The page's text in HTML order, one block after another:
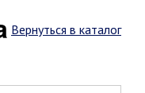
Вернуться в каталог